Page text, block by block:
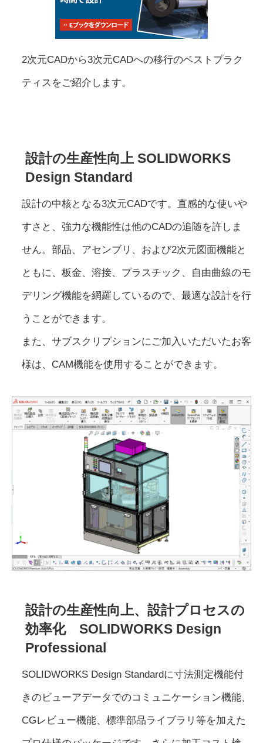
2次元CADから3次元CADへの移行のベストプラク
ティスをご紹介します。
設計の生産性向上 SOLIDWORKS
Design Standard
設計の中核となる3次元CADです。直感的な使いや
すさと、強力な機能性は他のCADの追随を許しま
せん。部品、アセンブリ、および2次元図面機能と
ともに、板金、溶接、プラスチック、自由曲線のモ
デリング機能を網羅しているので、最適な設計を行
うことができます。
また、サブスクリプションにご加入いただいたお客
様は、CAM機能を使用することができます。
設計の生産性向上、設計プロセスの
効率化 SOLIDWORKS Design
Professional
SOLIDWORKS Design Standardに寸法測定機能付
きのビューアデータでのコミュニケーション機能、
CGレビュー機能、標準部品ライブラリ等を加えた